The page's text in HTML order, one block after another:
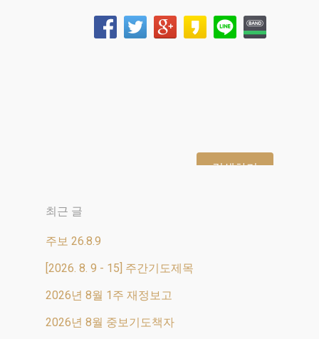
최근 글
주보 26.8.9
[2026. 8. 9 - 15] 주간기도제목
2026년 8월 1주 재정보고
2026년 8월 중보기도책자